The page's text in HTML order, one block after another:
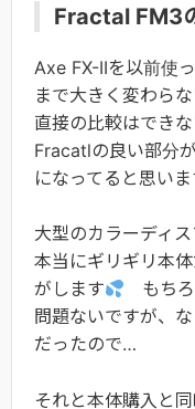
Fractal FM3
Axe FX-IIを以前使
まで大きく変わらな
直接の比較はでき
Fracatlの良い部分
になってると思いま
大型のカラーディ
本当にギリギリ本
がします
もちろ
問題ないですが、
だったので…
それと本体購入と